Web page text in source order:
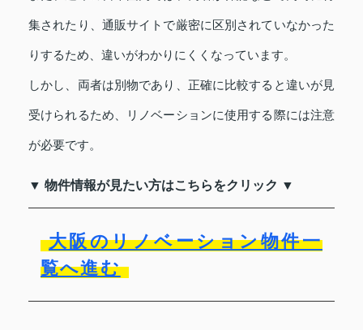
集されたり、通販サイトで厳密に区別されていなかった
りするため、違いがわかりにくくなっています。
しかし、両者は別物であり、正確に比較すると違いが見
受けられるため、リノベーションに使用する際には注意
が必要です。
▼ 物件情報が見たい方はこちらをクリック ▼
大阪のリノベーション物件一
覧へ進む